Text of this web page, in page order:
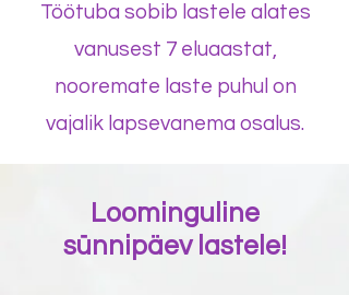
Töötuba sobib lastele alates
vanusest 7 eluaastat,
nooremate laste puhul on
vajalik lapsevanema osalus.
Loominguline
sünnipäev lastele!